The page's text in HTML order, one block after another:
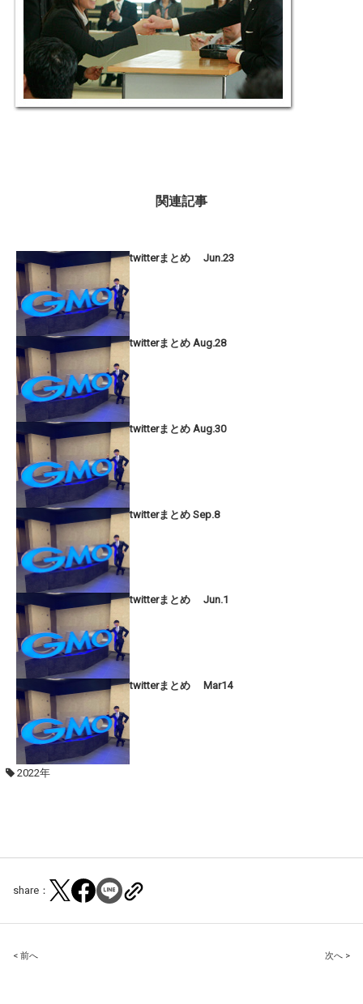
関連記事
twitterまとめ Jun.23
twitterまとめ Aug.28
twitterまとめ Aug.30
twitterまとめ Sep.8
twitterまとめ Jun.1
twitterまとめ Mar14
2022年
share：
Post
< 前へ 次へ >